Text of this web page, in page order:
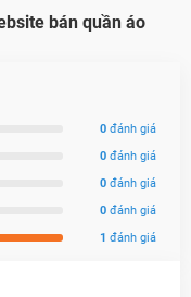
bán quần áo
0đánh giá
0đánh giá
0đánh giá
0đánh giá
1 đánh giá